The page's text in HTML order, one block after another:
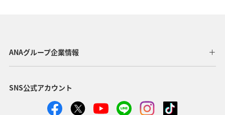
ANAグループ企業情報
SNS公式アカウント